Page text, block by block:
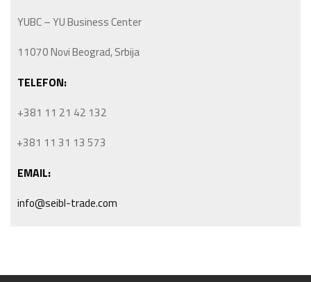
YUBC – YU Business Center
11070 Novi Beograd, Srbija
TELEFON:
+381 11 21 42 132
+381 11 31 13 573
EMAIL:
info@seibl-trade.com